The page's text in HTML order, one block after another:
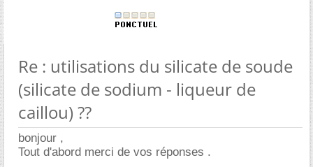
Re : utilisations du silicate de soude
(silicate de sodium - liqueur de
caillou) ??
bonjour ,
Tout d'abord merci de vos réponses .